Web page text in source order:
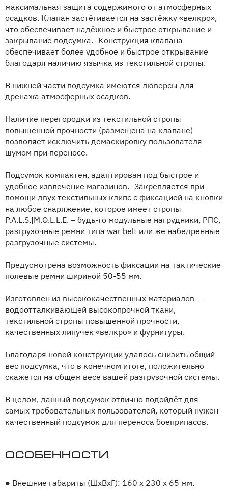
максимальная защита содержимого от атмосферных
осадков. Клапан застёгивается на застёжку «велкро»,
что обеспечивает надёжное и быстрое открывание и
закрывание подсумка.- Конструкция клапана
обеспечивает более удобное и быстрое открывание
благодаря наличию язычка из текстильной стропы.
В нижней части подсумка имеются люверсы для
дренажа атмосферных осадков.
Наличие перегородки из текстильной стропы
повышенной прочности (размещена на клапане)
позволяет исключить демаскировку пользователя
шумом при переносе.
Подсумок компактен, адаптирован под быстрое и
удобное извлечение магазинов.- Закрепляется при
помощи двух текстильных клипс с фиксацией на кнопки
на любое снаряжение, которое имеет стропы
P.A.L.S.|M.O.L.L.E. – будь-то модульные нагрудники, РПС,
разгрузочные ремни типа war belt или же набедренные
разгрузочные системы.
Предусмотрена возможность фиксации на тактические
полевые ремни шириной 50-55 мм.
Изготовлен из высококачественных материалов –
водоотталкивающей высокопрочной ткани,
текстильной стропы повышенной прочности,
качественных липучек «велкро» и фурнитуры.
Благодаря новой конструкции удалось снизить общий
вес подсумка, что в конечном итоге, положительно
скажется на общем весе вашей разгрузочной системы.
В целом, данный подсумок отлично подойдёт для
самых требовательных пользователей, который нужен
качественный подсумок для переноса боеприпасов.
Особенности
● Внешние габариты (ШхВхГ): 160 х 230 х 65 мм.